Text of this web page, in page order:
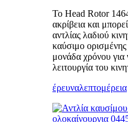
Το Head Rotor
ακρίβεια και
αντλίας λαδιού
καύσιμο
μονάδα χρόνου για
λειτουργία του
έρευναλεπτομέρεια